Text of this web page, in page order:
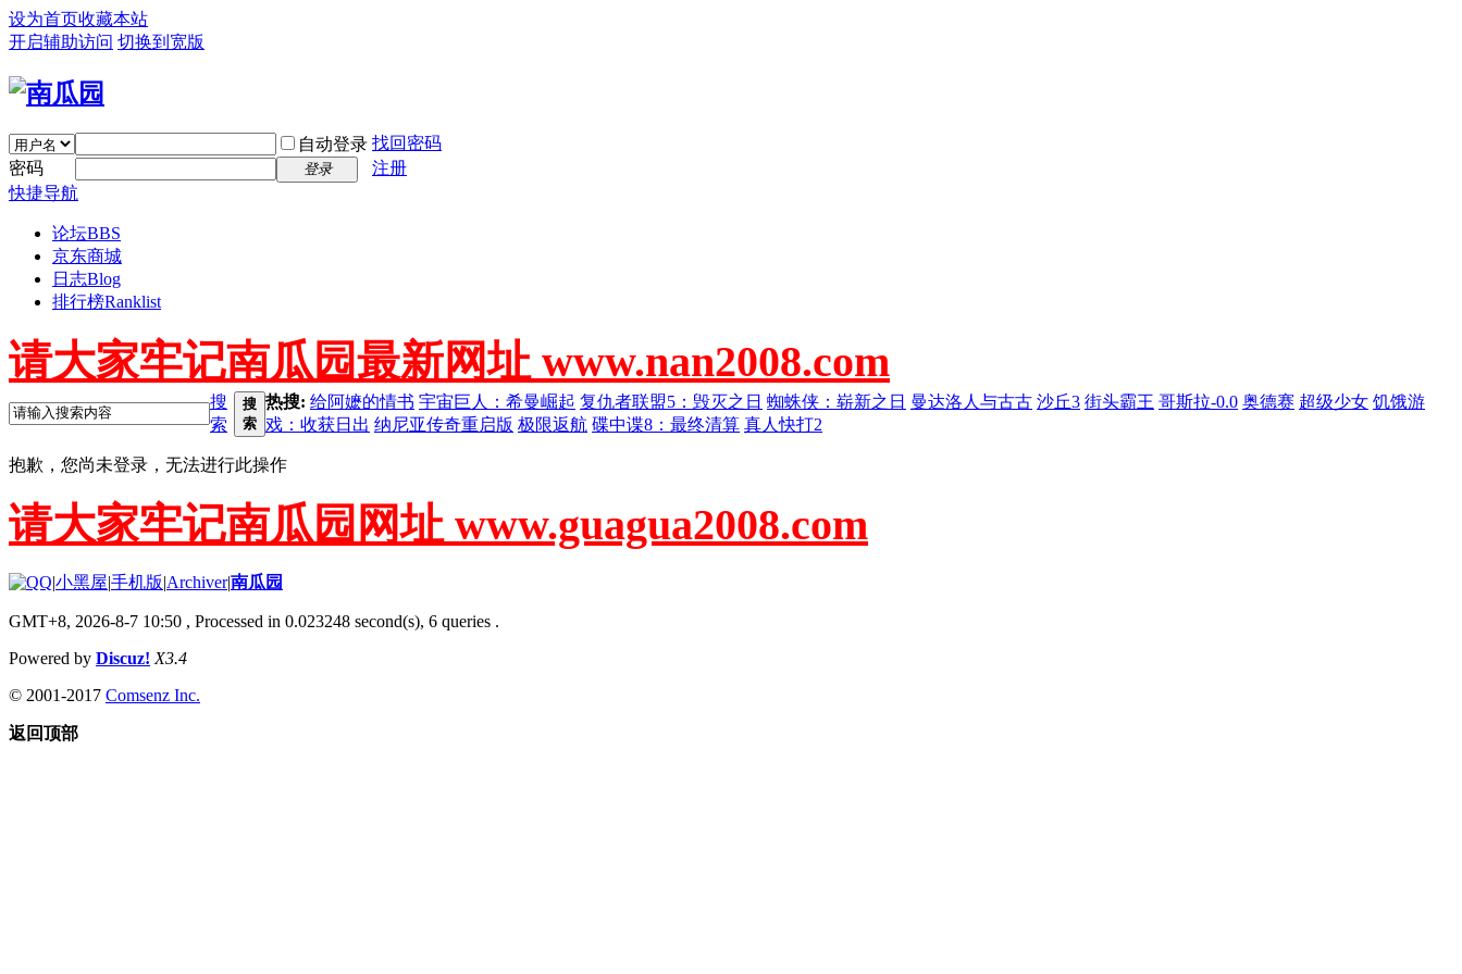
设为首页收藏本站
开启辅助访问 切换到宽版
自动登录 找回密码
密码
登录
注册
快捷导航
论坛BBS
京东商城
日志Blog
排行榜Ranklist
请大家牢记南瓜园最新网址 www.nan2008.com
搜
索
搜
索
热搜: 给阿嬷的情书 宇宙巨人：希曼崛起 复仇者联盟5：毁灭之日 蜘蛛侠：崭新之日 曼达洛人与古古 沙丘3 街头霸王 哥斯拉-0.0 奥德赛 超级少女 饥饿游
戏：收获日出 纳尼亚传奇重启版 极限返航 碟中谍8：最终清算 真人快打2
抱歉，您尚未登录，无法进行此操作
请大家牢记南瓜园网址 www.guagua2008.com
|小黑屋|手机版|Archiver|南瓜园
GMT+8, 2026-8-7 10:50 , Processed in 0.023248 second(s), 6 queries .
Powered by Discuz! X3.4
© 2001-2017 Comsenz Inc.
返回顶部